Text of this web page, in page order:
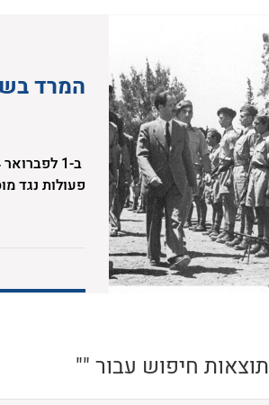
המרד
פעולות נגד